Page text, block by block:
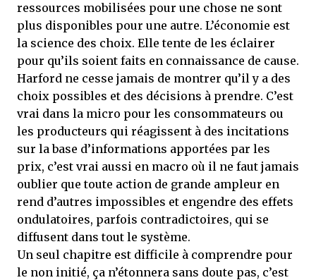
ressources mobilisées pour une chose ne sont
plus disponibles pour une autre. L’économie est
la science des choix. Elle tente de les éclairer
pour qu’ils soient faits en connaissance de cause.
Harford ne cesse jamais de montrer qu’il y a des
choix possibles et des décisions à prendre. C’est
vrai dans la micro pour les consommateurs ou
les producteurs qui réagissent à des incitations
sur la base d’informations apportées par les
prix, c’est vrai aussi en macro où il ne faut jamais
oublier que toute action de grande ampleur en
rend d’autres impossibles et engendre des effets
ondulatoires, parfois contradictoires, qui se
diffusent dans tout le système.
Un seul chapitre est difficile à comprendre pour
le non initié, ça n’étonnera sans doute pas, c’est